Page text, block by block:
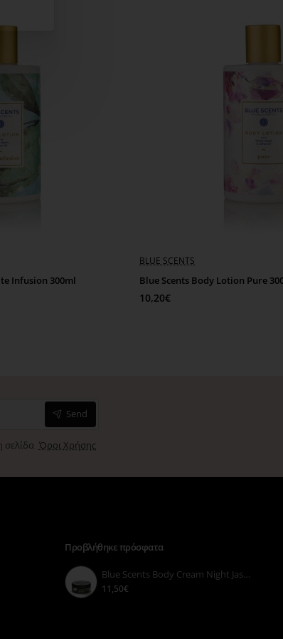
Infusion 300ml
BLUE SCENTS
Blue Scents Body Lotion Pure
10,20€
Send
σελίδα Όροι Χρήσης
Προβλήθηκε πρόσφατα
Blue Scents Body Cream Night Jasmine 210ml
11,50€